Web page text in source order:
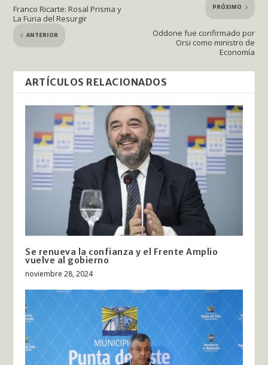
Franco Ricarte: Rosal Prisma y
La Furia del Resurgir
ANTERIOR
PRÓXIMO
Oddone fue confirmado por
Orsi como ministro de
Economía
ARTÍCULOS RELACIONADOS
Se renueva la confianza y el Frente Amplio
vuelve al gobierno
noviembre 28, 2024